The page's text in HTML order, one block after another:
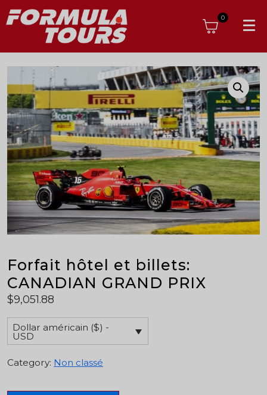
0
Forfait hôtel et billets:
CANADIAN GRAND PRIX
$9,051.88
Dollar américain ($) -
USD
Category: Non classé